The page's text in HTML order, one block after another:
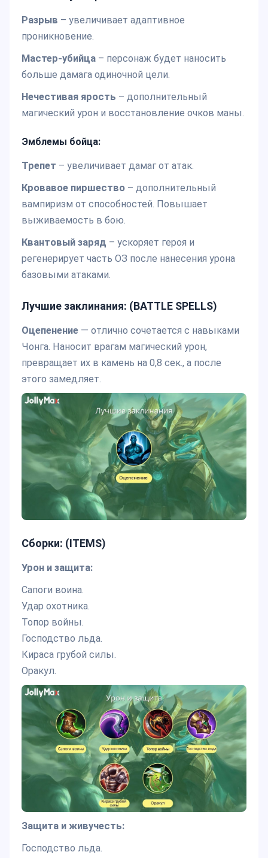
Разрыв – увеличивает адаптивное
проникновение.
Мастер-убийца – персонаж будет наносить
больше дамага одиночной цели.
Нечестивая ярость – дополнительный
магический урон и восстановление очков маны.
Эмблемы бойца:
Трепет – увеличивает дамаг от атак.
Кровавое пиршество – дополнительный
вампиризм от способностей. Повышает
выживаемость в бою.
Квантовый заряд – ускоряет героя и
регенерирует часть ОЗ после нанесения урона
базовыми атаками.
Лучшие заклинания: (BATTLE SPELLS)
Оцепенение — отлично сочетается с навыками
Чонга. Наносит врагам магический урон,
превращает их в камень на 0,8 сек., а после
этого замедляет.
Сборки: (ITEMS)
Урон и защита:
Сапоги воина.
Удар охотника.
Топор войны.
Господство льда.
Кираса грубой силы.
Оракул.
Защита и живучесть:
Господство льда.